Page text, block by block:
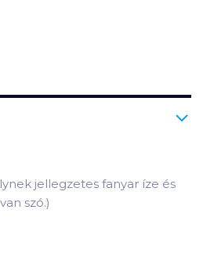
jellegzetes fanyar íze és
szó.)